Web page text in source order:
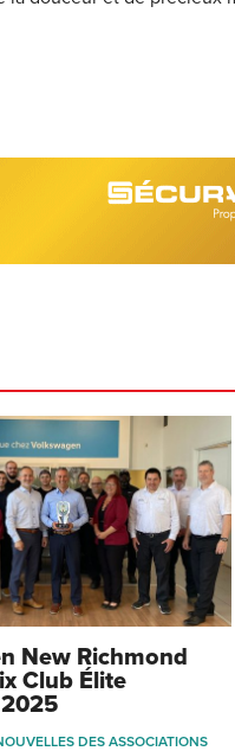
New Richmond
Club Élite
DES ASSOCIATIONS